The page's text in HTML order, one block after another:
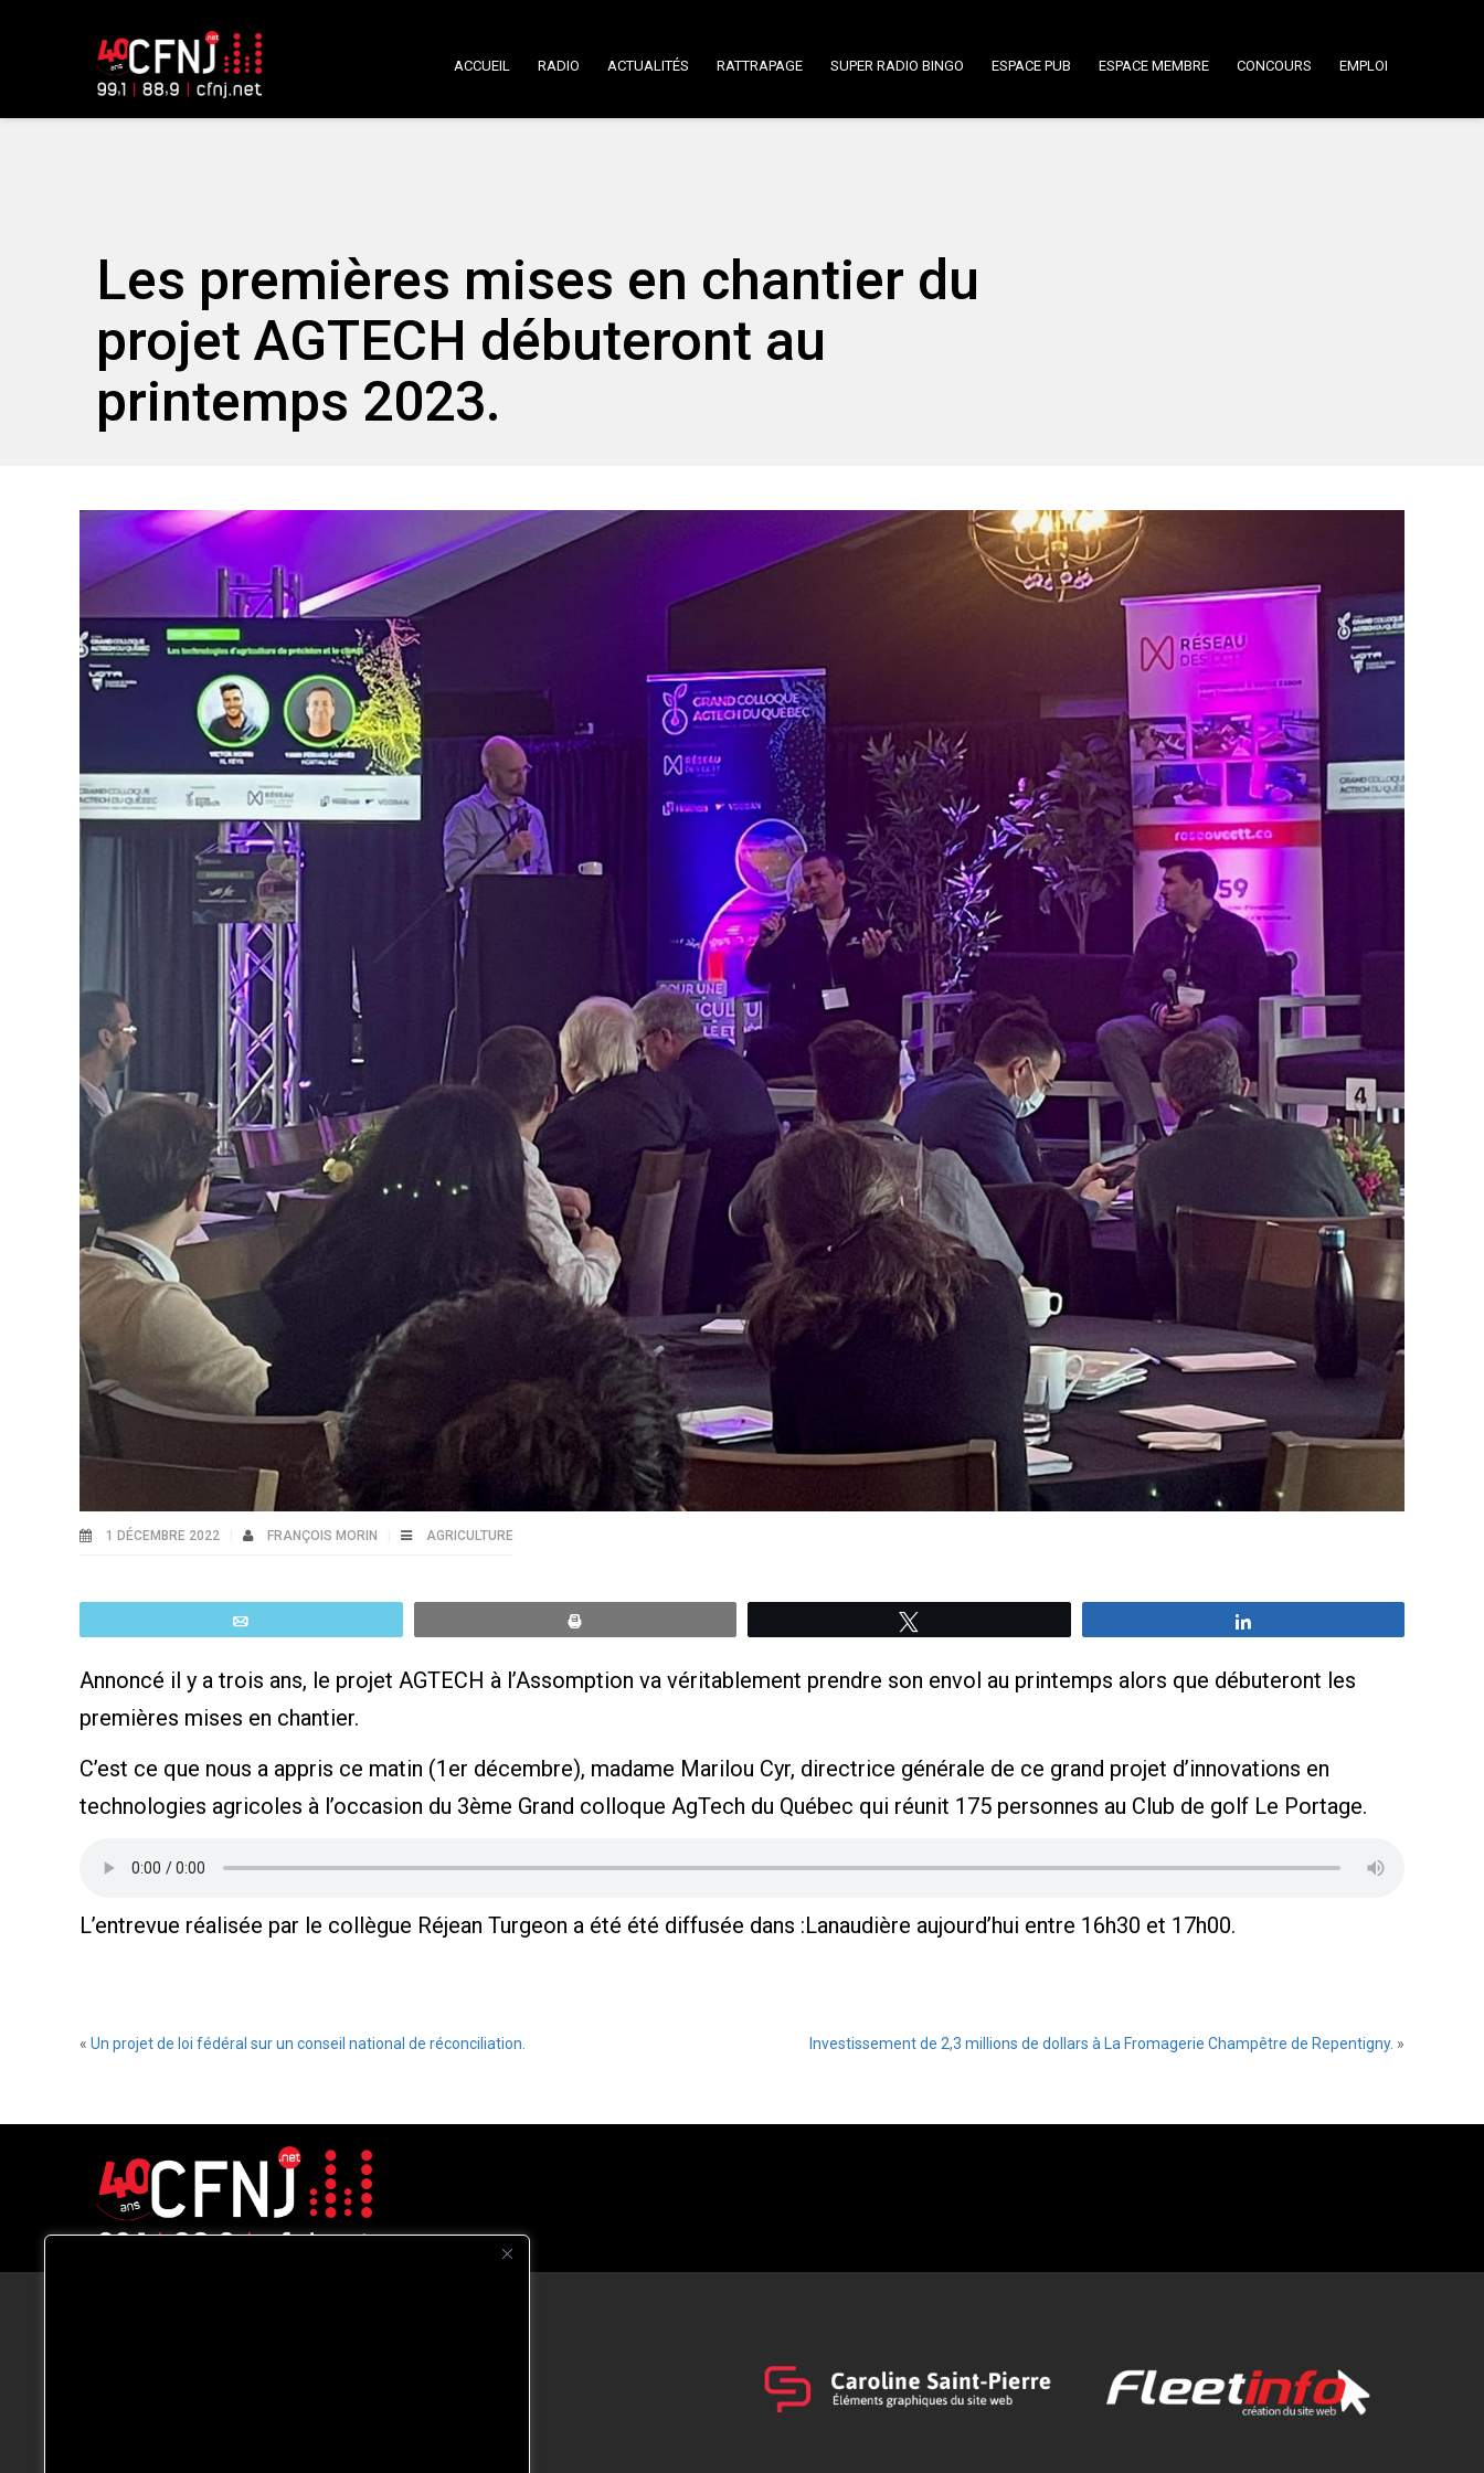
ACCUEIL RADIO ACTUALITÉS RATTRAPAGE SUPER RADIO BINGO ESPACE PUB ESPACE MEMBRE CONCOURS EMPLOI
Les premières mises en chantier du
projet AGTECH débuteront au
printemps 2023.
1 DÉCEMBRE 2022 FRANÇOIS MORIN AGRICULTURE
Annoncé il y a trois ans, le projet AGTECH à l’Assomption va véritablement prendre son envol au printemps alors que débuteront les
premières mises en chantier.
C’est ce que nous a appris ce matin (1er décembre), madame Marilou Cyr, directrice générale de ce grand projet d’innovations en
technologies agricoles à l’occasion du 3ème Grand colloque AgTech du Québec qui réunit 175 personnes au Club de golf Le Portage.
L’entrevue réalisée par le collègue Réjean Turgeon a été été diffusée dans :Lanaudière aujourd’hui entre 16h30 et 17h00.
« Un projet de loi fédéral sur un conseil national de réconciliation. Investissement de 2,3 millions de dollars à La Fromagerie Champêtre de Repentigny. »